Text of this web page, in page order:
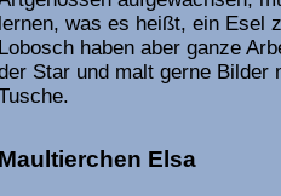
lernen, was es heißt, ein Esel
Lobosch haben aber ganze
Star und malt gerne Bilder
Maultierchen Elsa